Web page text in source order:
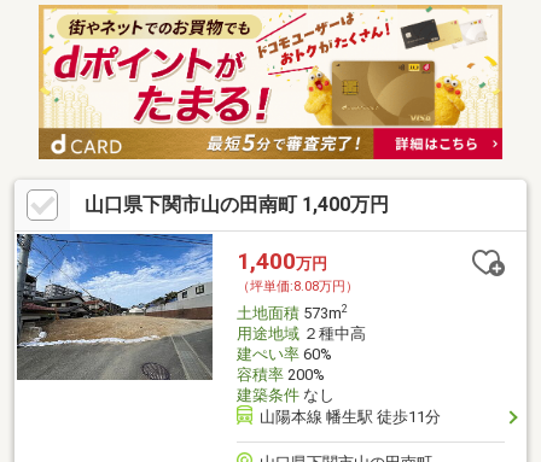
山口県下関市山の田南町 1,400万円
1,400万円
（坪単価:8.08万円）
土地面積573m2
用途地域２種中高
建ぺい率60%
容積率200%
建築条件なし
山陽本線 幡生駅 徒歩11分